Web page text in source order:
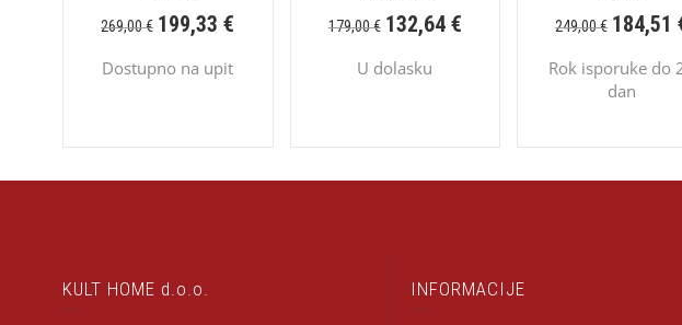
269,00€ 199,33€
Dostupno na upit
179,00€ 132,64 €
U dolasku
249,00€ 184,51
Rok isporuke do
dan
KULT HOME d.o.o. INFORMACIJE